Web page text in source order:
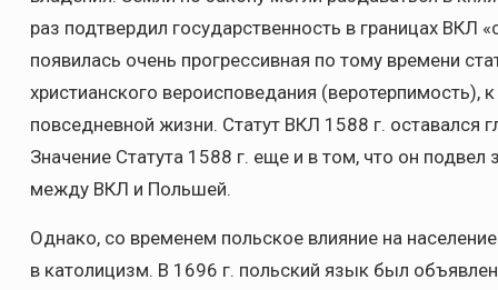
раз подтвердил государственность в границах ВКЛ
появилась очень прогрессивная по тому времени
христианского вероисповедания
повседневной жизни. Статут ВКЛ 1588 г. оставался
Значение Статута 1588 г. еще и в том, что он
между ВКЛ и Польшей.
Однако, со временем польское влияние на
в католицизм. В 1696 г. польский язык был